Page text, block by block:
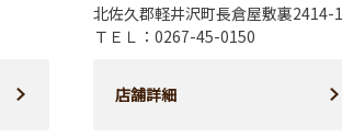
北佐久郡軽井沢町長倉屋敷裏2414-1
ＴＥＬ：0267-45-0150
店舗詳細